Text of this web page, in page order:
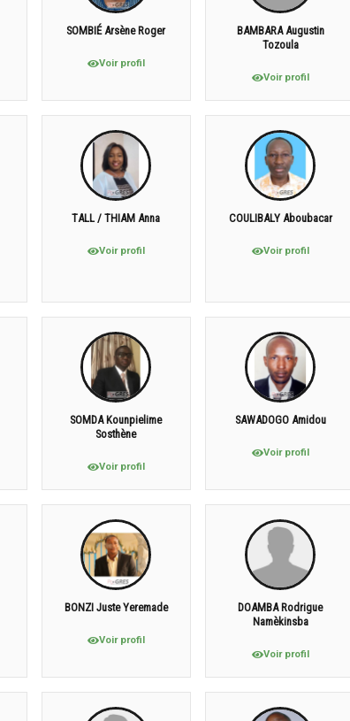
SOMBIÉ Arsène Roger
Voir profil
BAMBARA Augustin
Tozoula
Voir profil
TALL / THIAM Anna
Voir profil
COULIBALY Aboubacar
Voir profil
SOMDA Kounpielime
Sosthène
Voir profil
SAWADOGO Amidou
Voir profil
BONZI Juste Yeremade
Voir profil
DOAMBA Rodrigue
Namèkinsba
Voir profil